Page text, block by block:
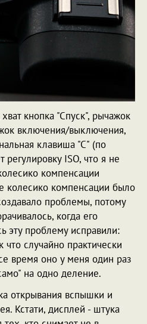
кнопка "Спуск", рычажок
включения/выключения,
клавиша "С" (по
ISO, что я не
компенсации
колесико компенсации было
проблемы, потому
когда его
эту проблему исправили:
что случайно практически
время оно у меня один раз
на одно деление.
открывания вспышки и
Кстати, дисплей - штука